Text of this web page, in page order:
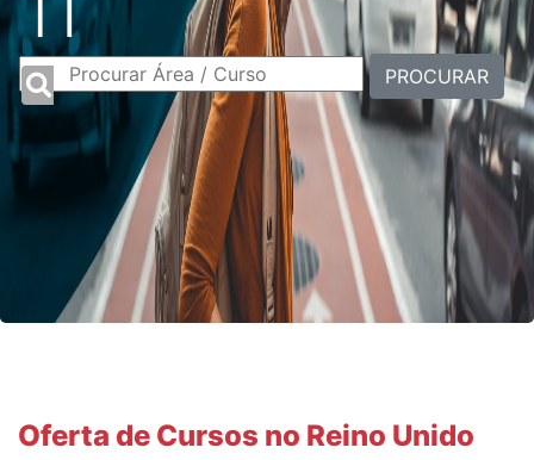
PROCURAR
Oferta de Cursos no Reino Unido